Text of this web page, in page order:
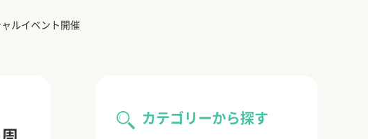
ルイベント開催
カテゴリーから探す